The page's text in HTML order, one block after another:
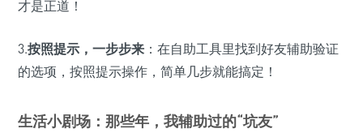
才是正道！
3.按照提示，一步步来 ：在自助工具里找到好友辅助验证
的选项，按照提示操作，简单几步就能搞定！
生活小剧场：那些年，我辅助过的“坑友”